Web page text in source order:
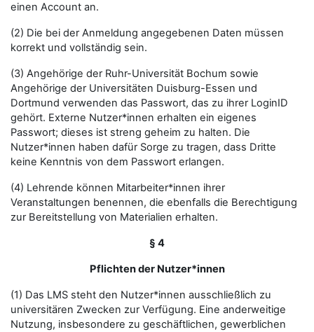
einen Account an.
(2) Die bei der Anmeldung angegebenen Daten müssen
korrekt und vollständig sein.
(3) Angehörige der Ruhr-Universität Bochum sowie
Angehörige der Universitäten Duisburg-Essen und
Dortmund verwenden das Passwort, das zu ihrer LoginID
gehört. Externe Nutzer*innen erhalten ein eigenes
Passwort; dieses ist streng geheim zu halten. Die
Nutzer*innen haben dafür Sorge zu tragen, dass Dritte
keine Kenntnis von dem Passwort erlangen.
(4) Lehrende können Mitarbeiter*innen ihrer
Veranstaltungen benennen, die ebenfalls die Berechtigung
zur Bereitstellung von Materialien erhalten.
§ 4
Pflichten der Nutzer*innen
(1) Das LMS steht den Nutzer*innen ausschließlich zu
universitären Zwecken zur Verfügung. Eine anderweitige
Nutzung, insbesondere zu geschäftlichen, gewerblichen